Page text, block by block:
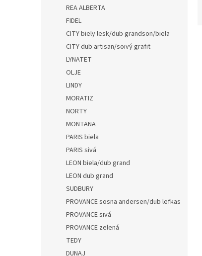
REA ALBERTA
FIDEL
CITY biely lesk/dub grandson/biela
CITY dub artisan/soivý grafit
LYNATET
OLJE
LINDY
MORATIZ
NORTY
MONTANA
PARIS biela
PARIS sivá
LEON biela/dub grand
LEON dub grand
SUDBURY
PROVANCE sosna andersen/dub lefkas
PROVANCE sivá
PROVANCE zelená
TEDY
DUNAJ